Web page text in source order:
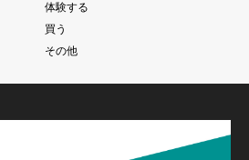
体験する
買う
その他